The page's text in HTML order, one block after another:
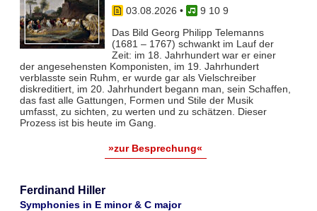
03.08.2026 •
9 10 9
Das Bild Georg Philipp Telemanns
(1681 – 1767) schwankt im Lauf der
Zeit: im 18. Jahrhundert war er einer
der angesehensten Komponisten, im 19. Jahrhundert
verblasste sein Ruhm, er wurde gar als Vielschreiber
diskreditiert, im 20. Jahrhundert begann man, sein Schaffen,
das fast alle Gattungen, Formen und Stile der Musik
umfasst, zu sichten, zu werten und zu schätzen. Dieser
Prozess ist bis heute im Gang.
»zur Besprechung«
Ferdinand Hiller
Symphonies in E minor & C major